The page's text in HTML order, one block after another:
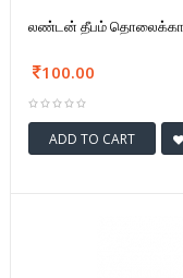
லண்டன் தீபம்
100.00
ADD TO CART